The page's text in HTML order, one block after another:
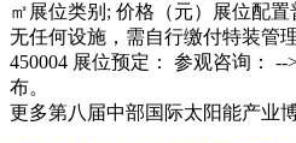
㎡展位类别; 价格（元）展位配
无任何设施，需自行缴付特装管
450004 展位预定： 参观咨询：
布。
更多第八届中部国际太阳能产业